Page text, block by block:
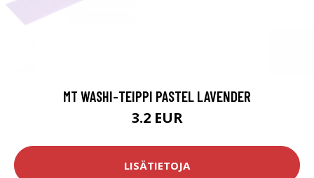
MT WASHI-TEIPPI PASTEL LAVENDER
3.2 EUR
LISÄTIETOJA